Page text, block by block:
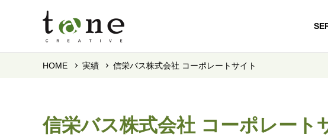
HOME 実績 信栄バス株式会社 コーポレートサイト
信栄バス株式会社 コーポレート